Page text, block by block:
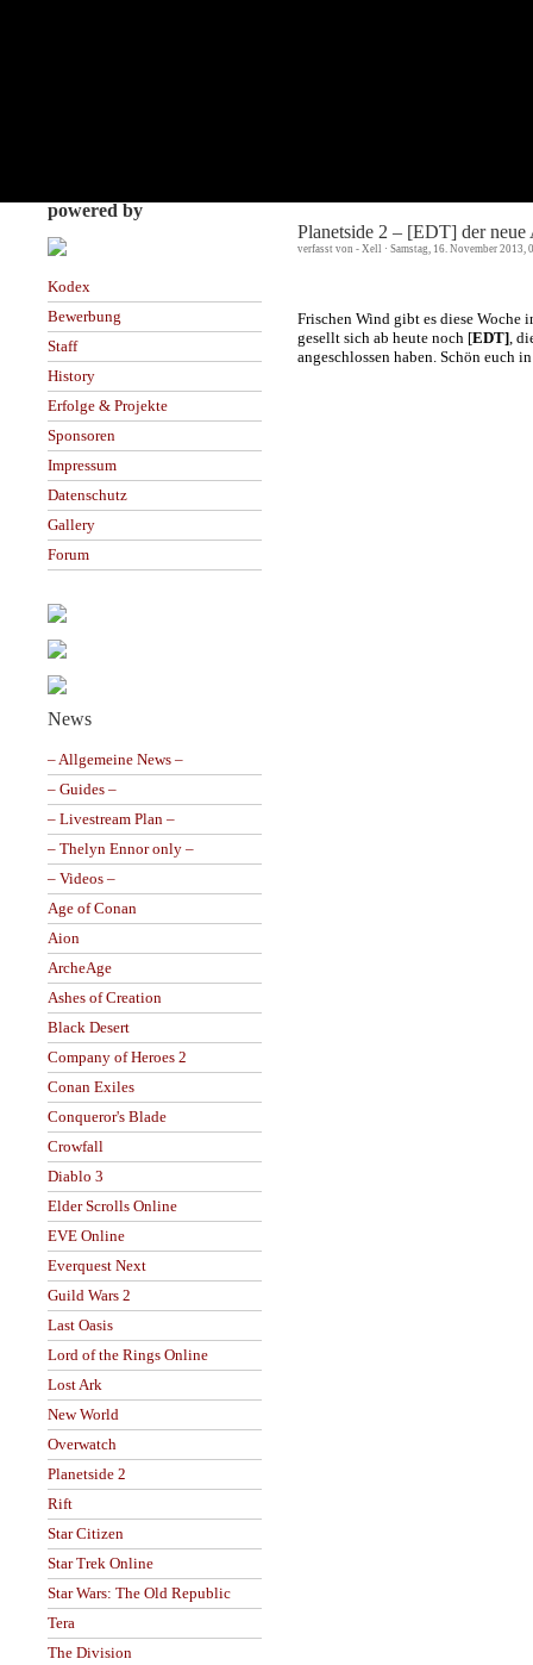
powered by
Kodex
Bewerbung
Staff
History
Erfolge & Projekte
Sponsoren
Impressum
Datenschutz
Gallery
Forum
News
– Allgemeine News –
– Guides –
– Livestream Plan –
– Thelyn Ennor only –
– Videos –
Age of Conan
Aion
ArcheAge
Ashes of Creation
Black Desert
Company of Heroes 2
Conan Exiles
Conqueror's Blade
Crowfall
Diablo 3
Elder Scrolls Online
EVE Online
Everquest Next
Guild Wars 2
Last Oasis
Lord of the Rings Online
Lost Ark
New World
Overwatch
Planetside 2
Rift
Star Citizen
Star Trek Online
Star Wars: The Old Republic
Tera
The Division
Planetside 2 – [EDT] der neue
verfasst von - Xell · Samstag, 16. November 2013,
Frischen Wind gibt es diese
gesellt sich ab heute noch [EDT] ,
angeschlossen haben. Schön euch